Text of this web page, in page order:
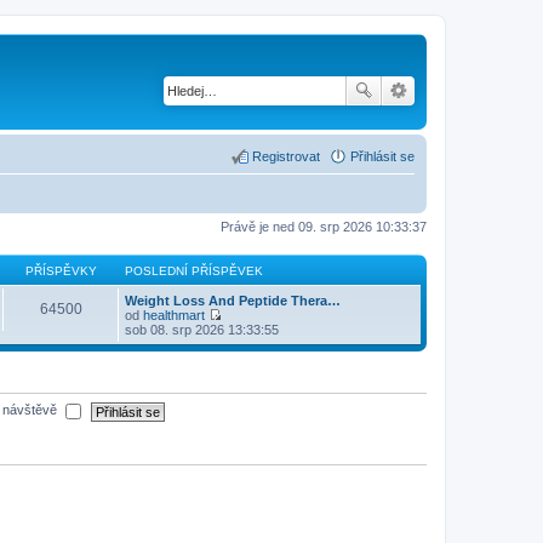
Přihlásit se
Registrovat
Právě je ned 09. srp 2026 10:33:37
PŘÍSPĚVKY POSLEDNÍ PŘÍSPĚVEK
64500
Weight Loss And Peptide Thera…
od healthmart
Z
o
b
sob 08. srp 2026 13:33:55
návštěvě